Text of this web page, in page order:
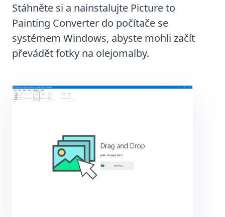
Stáhněte si a nainstalujte Picture to
Painting Converter do počítače se
systémem Windows, abyste mohli začít
převádět fotky na olejomalby.